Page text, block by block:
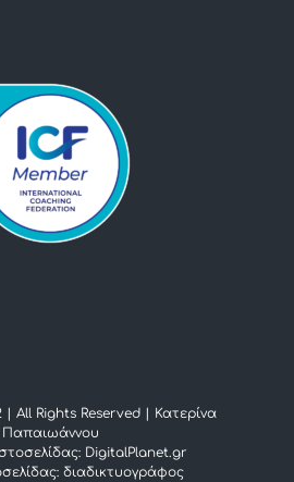
All Rights Reserved |
Κατερίνα
Παπαιωάννου
DigitalPlanet.gr
διαδικτυογράφος